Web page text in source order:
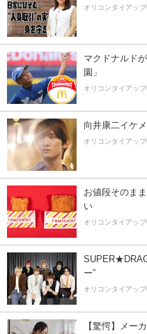
オリコンタイアッ
マクドナルド
園」
オリコンタイアッ
向井康二イケ
オリコンタイアッ
お値段そのま
い
オリコンタイアッ
ー”
オリコンタイアッ
【驚愕】メー